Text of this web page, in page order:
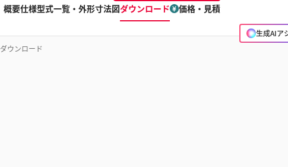
生成AIア
概要仕様型式一覧・外形寸法図ダウンロード 価格・見積
ダウンロード